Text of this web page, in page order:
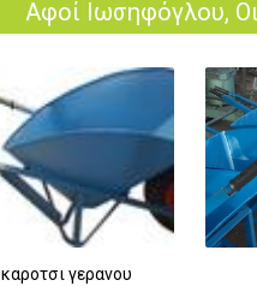
Αφοί Ιωσηφόγλου,
καροτσι γερανου